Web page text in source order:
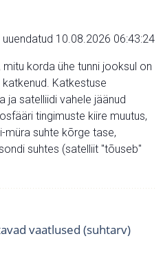
10.08.2026 06:43:24
korda ühe tunni jooksul on
Katkestuse
ja satelliidi vahele jäänud
tingimuste kiire muutus,
müra suhte kõrge tase,
suhtes (satelliit "tõuseb"
vaatlused (suhtarv)